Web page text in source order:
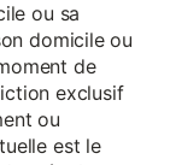
ou sa
domicile ou
de
exclusif
ou
est le